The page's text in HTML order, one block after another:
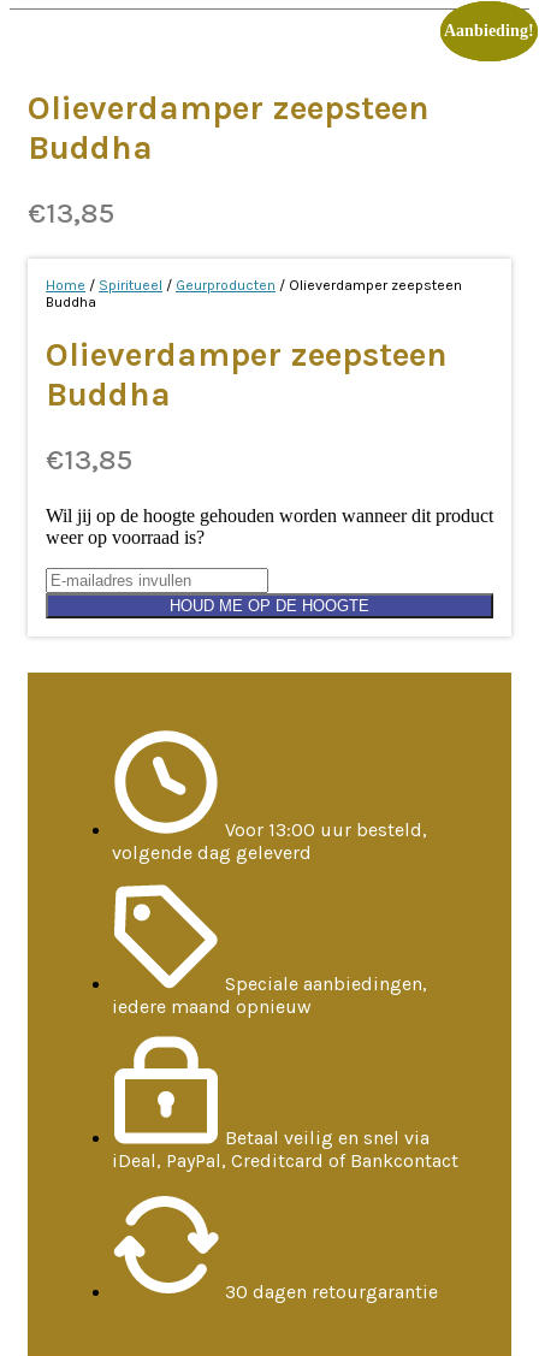
Olieverdamper zeepsteen
Buddha
€13,85
Home / Spiritueel / Geurproducten / Olieverdamper zeepsteen
Buddha
Olieverdamper zeepsteen
Buddha
€13,85
Wil jij op de hoogte gehouden worden wanneer dit product
weer op voorraad is?
HOUD ME OP DE HOOGTE
Voor 13:00 uur besteld,
volgende dag geleverd
Speciale aanbiedingen,
iedere maand opnieuw
Betaal veilig en snel via
iDeal, PayPal, Creditcard of Bankcontact
30 dagen retourgarantie
Aanbieding!
Aanbieding!
Aanbieding!